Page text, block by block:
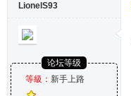
LionelS93
论坛等级
等級： 新手上路